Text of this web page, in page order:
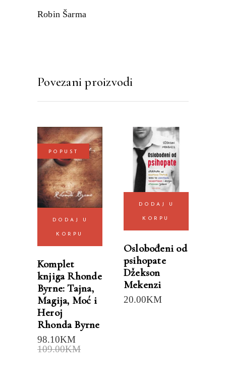
Robin Šarma
Povezani proizvodi
POPUST
DODAJ U
KORPU
Komplet
knjiga Rhonde
Byrne: Tajna,
Magija, Moć i
Heroj
Rhonda Byrne
109.00KM
98.10KM
DODAJ U
KORPU
Oslobođeni od
psihopate
Džekson
Mekenzi
20.00KM